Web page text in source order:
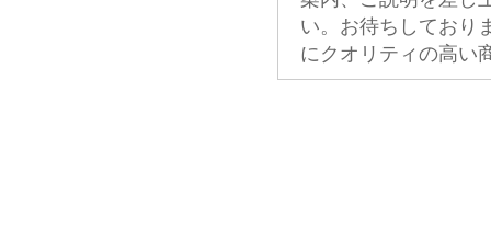
い。お待ちしており
にクオリティの高い